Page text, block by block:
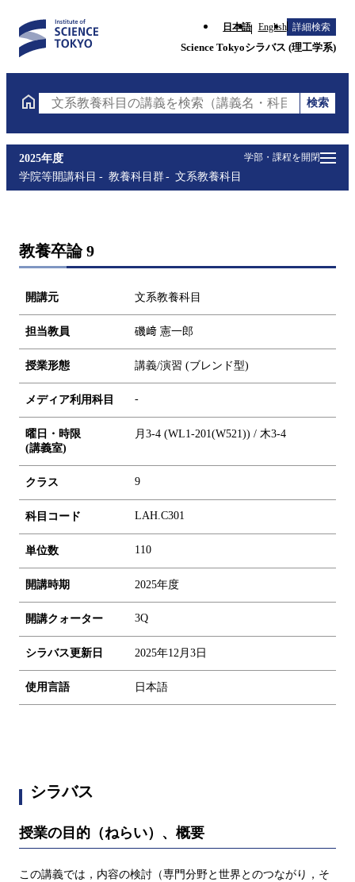
日本語 English 詳細検索
Science Tokyoシラバス (理工学系)
文系教養科目の講義を検索（講義名・科目コード・担
検索
学部・課程を開閉
2025年度
学院等開講科目
教養科目群 文系教養科目
教養卒論 9
開講元 文系教養科目
担当教員 磯﨑 憲一郎
授業形態 講義/演習 (ブレンド型)
メディア利用科目 -
曜日・時限
(講義室)
月3-4 (WL1-201(W521)) / 木3-4
クラス 9
科目コード LAH.C301
単位数 1 10
開講時期 2025年度
開講クォーター 3Q
シラバス更新日 2025年12月3日
使用言語 日本語
シラバス
授業の目的（ねらい）、概要
この講義では，内容の検討（専門分野と世界とのつながり，そ